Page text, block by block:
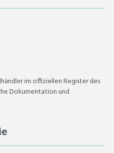
im offiziellen Register des
Dokumentation und